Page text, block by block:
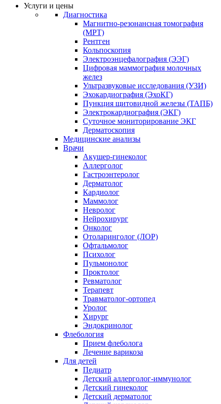
Услуги и цены
Диагностика
Магнитно-резонансная томография
(МРТ)
Рентген
Кольпоскопия
Электроэнцефалография (ЭЭГ)
Цифровая маммография молочных
желез
Ультразвуковые исследования (УЗИ)
Эхокардиография (ЭхоКГ)
Пункция щитовидной железы (ТАПБ)
Электрокардиография (ЭКГ)
Суточное мониторирование ЭКГ
Дерматоскопия
Медицинские анализы
Врачи
Акушер-гинеколог
Аллерголог
Гастроэнтеролог
Дерматолог
Кардиолог
Маммолог
Невролог
Нейрохирург
Онколог
Отоларинголог (ЛОР)
Офтальмолог
Психолог
Пульмонолог
Проктолог
Ревматолог
Терапевт
Травматолог-ортопед
Уролог
Хирург
Эндокринолог
Флебология
Прием флеболога
Лечение варикоза
Для детей
Педиатр
Детский аллерголог-иммунолог
Детский гинеколог
Детский дерматолог